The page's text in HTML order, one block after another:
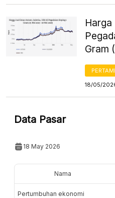
Harga
Gram
18/05/
Data Pasar
18 May 2026
Nama
Pertumbuhan ekonomi